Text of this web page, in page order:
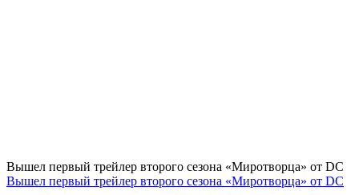
Вышел первый трейлер второго сезона «Миротворца» от DC
Вышел первый трейлер второго сезона «Миротворца» от DC